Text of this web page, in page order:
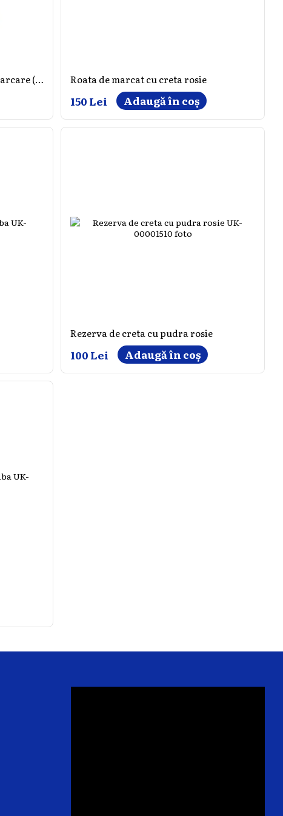
Săpun de cretă panda pentru marcare (5 buc) Roata de marcat cu creta rosie
150 Lei Adaugă în coș
Rezerva de creta cu pudra rosie
100 Lei Adaugă în coș